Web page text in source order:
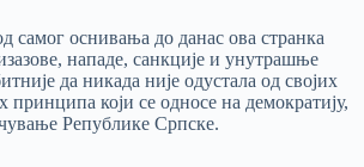
самог оснивања до данас ова странка
нападе, санкције и унутрашње
да никада није одустала од својих
који се односе на демократију,
Републике Српске.